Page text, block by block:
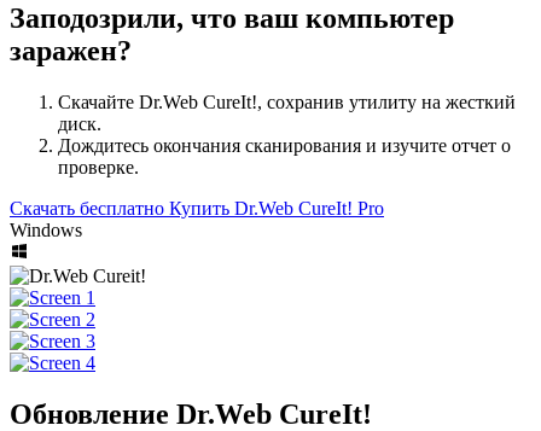
Заподозрили, что ваш компьютер
заражен?
Скачайте Dr.Web CureIt!, сохранив утилиту на жесткий
диск.
Дождитесь окончания сканирования и изучите отчет о
проверке.
Скачать бесплатно Купить Dr.Web CureIt! Pro
Windows
Обновление Dr.Web CureIt!